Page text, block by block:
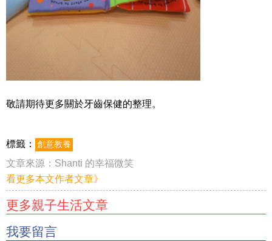
敬請期待更多關於牙齒保健的整理。
標籤： 創意教養
文章來源： Shanti 的幸福微笑
看更多本文作者文章》
更多親子生活文章
我要留言